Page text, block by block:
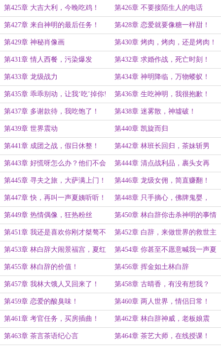
一个女孩？
第425章 大吉大利，今晚吃鸡！ 第426章 不要接陌生人的电话
第427章 来自神明的最后任务！
（大章）
第428章 恋爱就要像糖一样甜！
第429章 神秘肖像画 第430章 烤肉，烤肉，还是烤肉！
第431章 情人西餐，污染爆发 第432章 求婚作战，死亡时刻！
第433章 龙级战力 第434章 神明降临，万物蝼蚁！
（七千字大章）
第435章 乖乖别动，让我‘吃’掉你! 第436章 生吃神明，我很抱歉！
第437章 多谢款待，我吃饱了！ 第438章 迷雾散，神墟破！
第439章 世界震动 第440章 凯旋而归
第441章 成团之战，假日休整！
（八千字）
第442章 林班长回归，茶妹斩男
术！（八千字）
第443章 好慌呀怎么办？他们不会
来挖我的小林子吧？（六千字）
第444章 清点战利品，裹头女再
现！
第445章 寻夫之旅，大萨满上门！ 第446章 龙级女佣，简直赚翻！
第447章 快，再叫一声夏姨听听！ 第448章 只手摘心，佛牌鬼婴，
第449章 热情偶像，狂热粉丝 第450章 林白辞你击杀神明的事情
瞒不住啦！
第451章 我还是喜欢你刚才桀骜不
驯的样子！
第452章 白辞，来做世界的救世主
吧？
第453章 林白辞大闹景福宫，夏红
棉神威无敌！
第454章 你甚至不愿意喊我一声夏
姨！
第455章 林白辞的价值！ 第456章 挥金如土林白辞
第457章 我林大饿人又回来了！ 第458章 古晴香，有没有想我？
第459章 恋爱的酸臭味！ 第460章 两人世界，情侣日常！
第461章 考官任务，买房插曲！ 第462章 林白辞神威，老板娘震
惊！
第463章 茶言茶语纪心言 第464章 茶艺大师，在线授课！